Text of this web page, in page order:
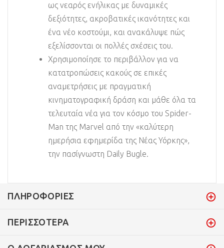
ως νεαρός ενήλικας με δυναμικές
δεξιότητες, ακροβατικές ικανότητες και
ένα νέο κοστούμι, και ανακάλυψε πώς
εξελίσσονται οι πολλές σχέσεις του.
Χρησιμοποίησε το περιβάλλον για να
κατατροπώσεις κακούς σε επικές
αναμετρήσεις με πραγματική
κινηματογραφική δράση και μάθε όλα τα
τελευταία νέα για τον κόσμο του Spider-
Man της Marvel από την «καλύτερη
ημερήσια εφημερίδα της Νέας Υόρκης»,
την πασίγνωστη Daily Bugle.
ΠΛΗΡΟΦΟΡΊΕΣ
ΠΕΡΙΣΣΌΤΕΡΑ